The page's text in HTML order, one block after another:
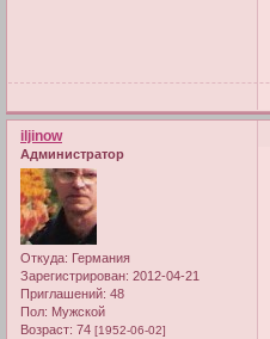
iljinow
Администратор
Откуда: Германия
Зарегистрирован: 2012-04-21
Приглашений: 48
Пол: Мужской
Возраст: 74 [1952-06-02]